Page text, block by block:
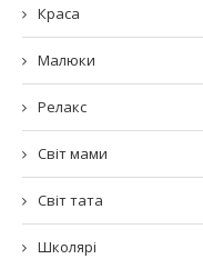
Краса
Малюки
Релакс
Світ мами
Світ тата
Школярі